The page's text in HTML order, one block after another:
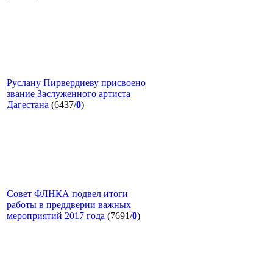
Руслану Пирвердиеву присвоено
звание Заслуженного артиста
Дагестана (6437/0)
Совет ФЛНКА подвел итоги
работы в преддверии важных
мероприятий 2017 года (7691/0)